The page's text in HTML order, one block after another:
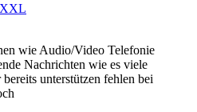
wie Audio/Video Telefonie
Nachrichten wie es viele
bereits unterstützen fehlen bei